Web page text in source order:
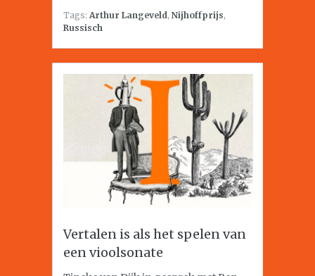
Tags: Arthur Langeveld, Nijhoffprijs,
Russisch
Vertalen is als het spelen van
een vioolsonate